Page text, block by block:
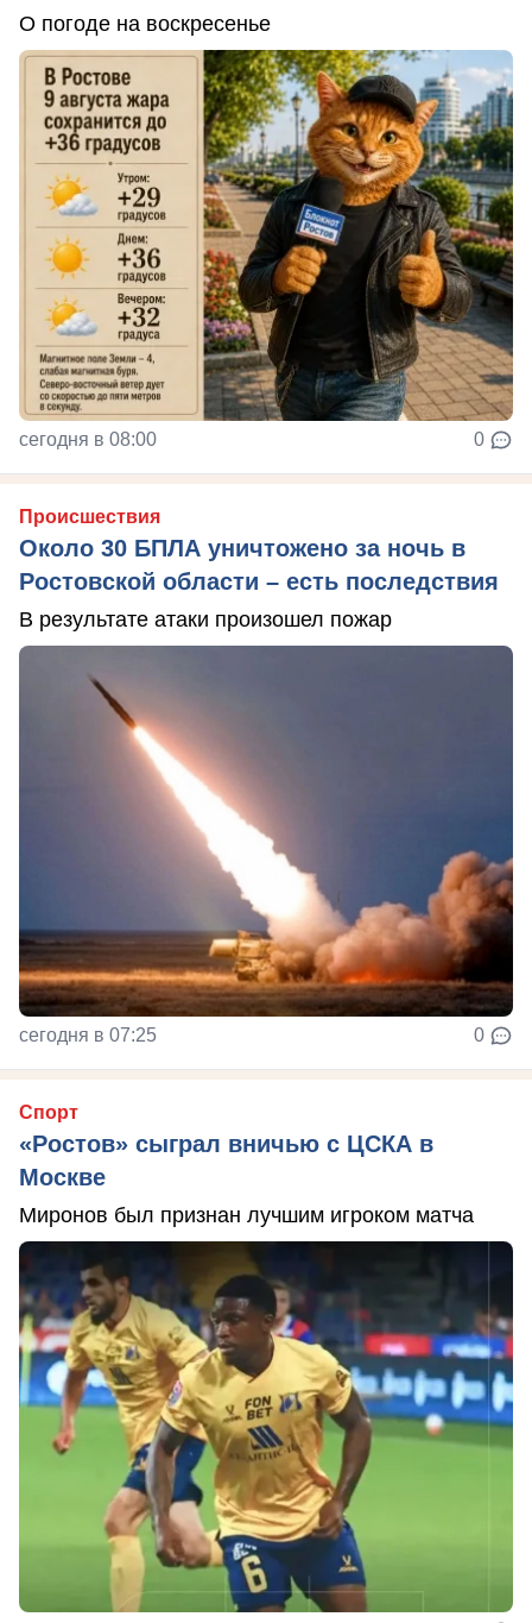
О погоде на воскресенье
сегодня в 08:00 0
Происшествия
Около 30 БПЛА уничтожено за ночь в
Ростовской области – есть последствия
В результате атаки произошел пожар
сегодня в 07:25 0
Спорт
«Ростов» сыграл вничью с ЦСКА в
Москве
Миронов был признан лучшим игроком матча